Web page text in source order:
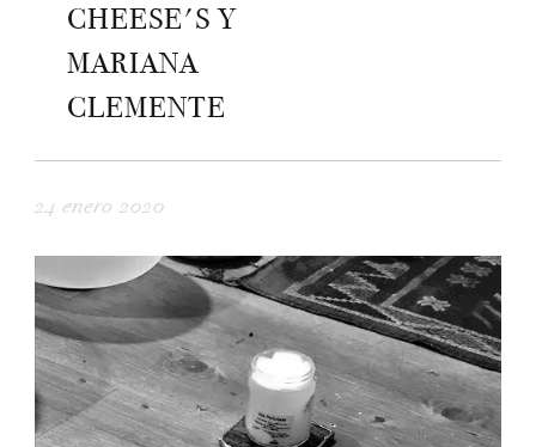
CHEESE'S Y
MARIANA
CLEMENTE
24 enero 2020